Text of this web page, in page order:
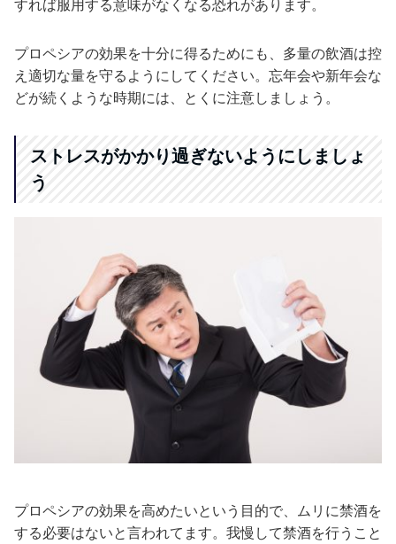
すれば服用する意味がなくなる恐れがあります。
プロペシアの効果を十分に得るためにも、多量の飲酒は控
え適切な量を守るようにしてください。忘年会や新年会な
どが続くような時期には、とくに注意しましょう。
ストレスがかかり過ぎないようにしましょ
う
プロペシアの効果を高めたいという目的で、ムリに禁酒を
する必要はないと言われてます。我慢して禁酒を行うこと